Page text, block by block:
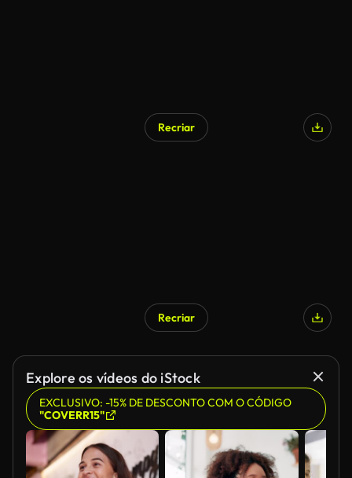
Recriar
Recriar
Explore os vídeos do iStock
EXCLUSIVO: -15% DE DESCONTO COM O CÓDIGO
"COVERR15"